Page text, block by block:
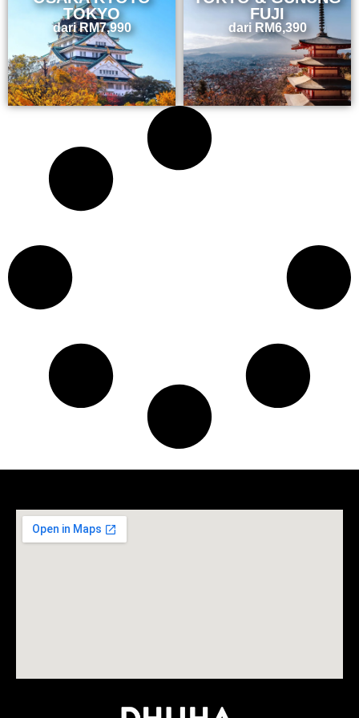
TOKYO
dariRM7,990
FUJI
dari RM6,390